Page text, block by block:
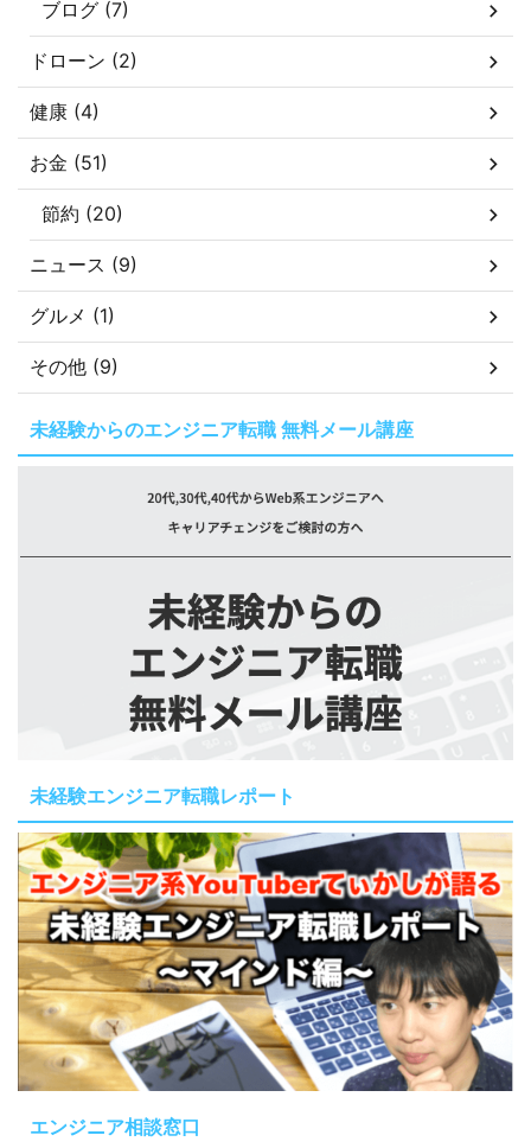
ブログ (7)
ドローン (2)
健康 (4)
お金 (51)
節約 (20)
ニュース (9)
グルメ (1)
その他 (9)
未経験からのエンジニア転職 無料メール講座
未経験エンジニア転職レポート
エンジニア相談窓口